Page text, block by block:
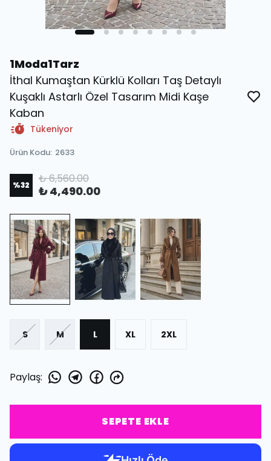
1Moda1Tarz
İthal Kumaştan Kürklü Kolları Taş Detaylı
Kuşaklı Astarlı Özel Tasarım Midi Kaşe
Kaban
Tükeniyor
Ürün Kodu: 2633
%32 ₺ 6,560.00
₺ 4,490.00
S M L XL 2XL
Paylaş:
SEPETE EKLE